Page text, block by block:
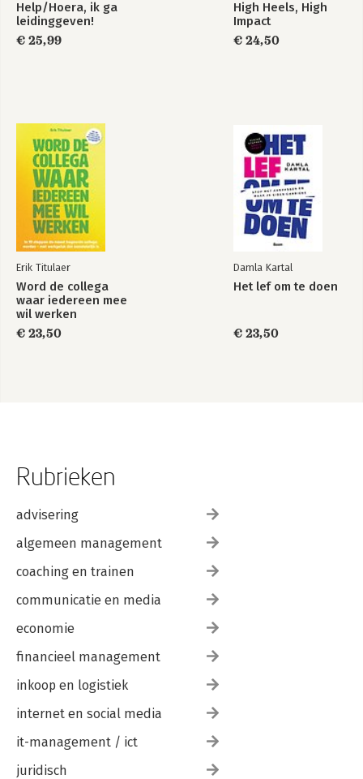
Help/Hoera, ik ga
leidinggeven!
€ 25,99
High Heels, High
Impact
€ 24,50
Erik Titulaer
Word de collega
waar iedereen mee
wil werken
€ 23,50
Damla Kartal
Het lef om te doen
€ 23,50
Rubrieken
advisering
algemeen management
coaching en trainen
communicatie en media
economie
financieel management
inkoop en logistiek
internet en social media
it-management / ict
juridisch